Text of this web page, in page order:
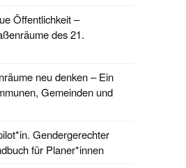
Öffentlichkeit –
des 21.
neu denken – Ein
Gemeinden und
Gendergerechter
für Planer*innen